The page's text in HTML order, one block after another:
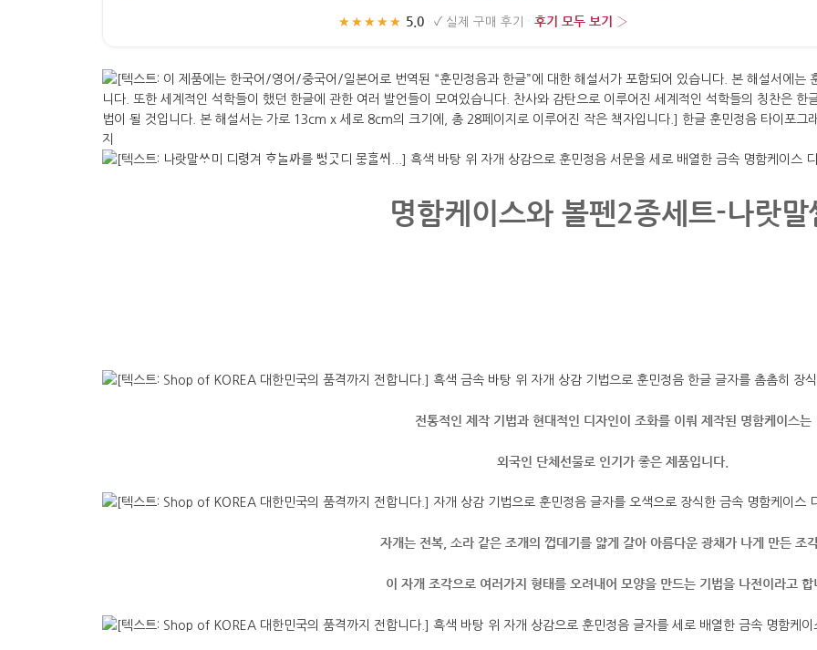
★★★★★ 5.0 · ✓ 실제 구매 후기 · 후기 모두 보기 ›
명함케이스와 볼펜2종세트-나랏말
전통적인 제작 기법과 현대적인 디자인이 조화를 이뤄 제작된 명함케이스는
외국인 단체선물로 인기가 좋은 제품입니다.
자개는 전복, 소라 같은 조개의 껍데기를 얇게 갈아 아름다운 광채가 나게 만든 조
이 자개 조각으로 여러가지 형태를 오려내어 모양을 만드는 기법을 나전이라고 합